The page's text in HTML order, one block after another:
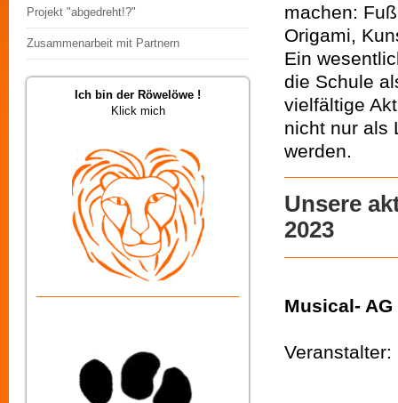
Projekt "abgedreht!?"
Zusammenarbeit mit Partnern
Ich bin der Röwelöwe !
Klick mich
machen:
Origami,
Ein
die Schule
vielfältige
nicht nur als
werden.
Unsere
2023
Musical- AG